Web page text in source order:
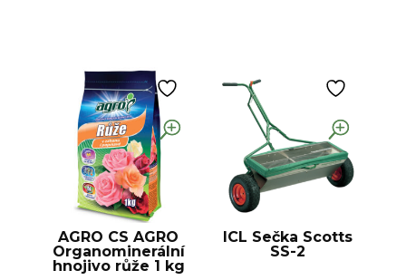
AGRO CS AGRO
Organominerální
hnojivo růže 1 kg
ICL Sečka Scotts
SS-2